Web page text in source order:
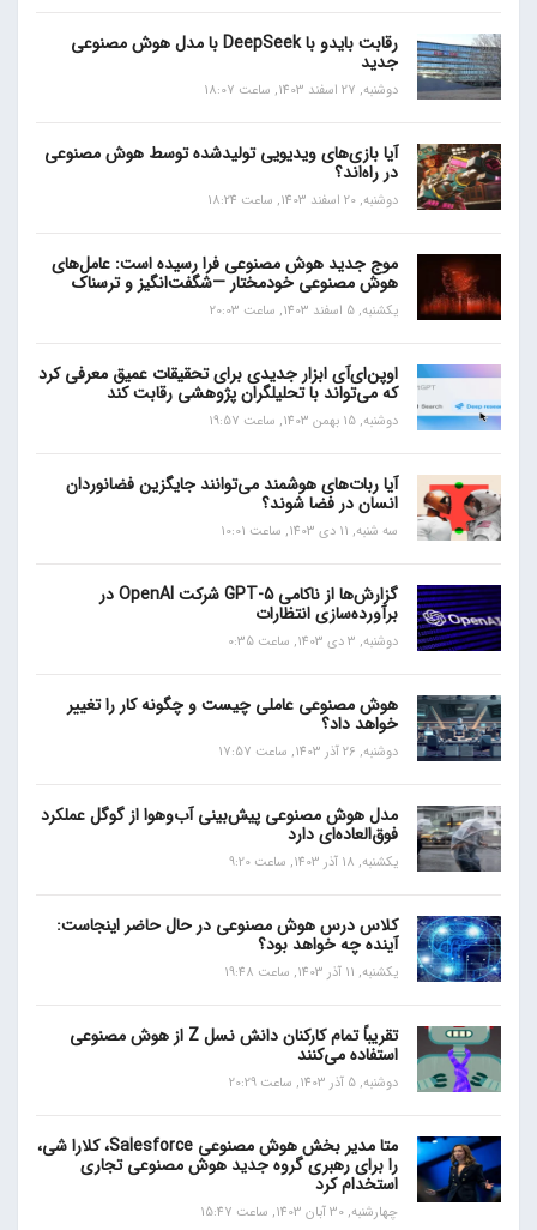
رقابت بایدو با DeepSeek با مدل هوش مصنوعی
جدید
دوشنبه, 27 اسفند 1403, ساعت 18:07
آیا بازی‌های ویدیویی تولیدشده توسط هوش مصنوعی
در راه‌اند؟
دوشنبه, 20 اسفند 1403, ساعت 18:24
موج جدید هوش مصنوعی فرا رسیده است: عامل‌های
هوش مصنوعی خودمختار —شگفت‌انگیز و ترسناک
یکشنبه, 5 اسفند 1403, ساعت 20:03
اوپن‌ای‌آی ابزار جدیدی برای تحقیقات عمیق معرفی کرد
که می‌تواند با تحلیلگران پژوهشی رقابت کند
دوشنبه, 15 بهمن 1403, ساعت 19:57
آیا ربات‌های هوشمند می‌توانند جایگزین فضانوردان
انسان در فضا شوند؟
سه شنبه, 11 دی 1403, ساعت 10:01
گزارش‌ها از ناکامی GPT-5 شرکت OpenAI در
برآورده‌سازی انتظارات
دوشنبه, 3 دی 1403, ساعت 0:35
هوش مصنوعی عاملی چیست و چگونه کار را تغییر
خواهد داد؟
دوشنبه, 26 آذر 1403, ساعت 17:57
مدل هوش مصنوعی پیش‌بینی آب‌و‌هوا از گوگل عملکرد
فوق‌العاده‌ای دارد
یکشنبه, 18 آذر 1403, ساعت 9:20
کلاس درس هوش مصنوعی در حال حاضر اینجاست:
آینده چه خواهد بود؟
یکشنبه, 11 آذر 1403, ساعت 19:48
تقریباً تمام کارکنان دانش نسل Z از هوش مصنوعی
استفاده می‌کنند
دوشنبه, 5 آذر 1403, ساعت 20:29
متا مدیر بخش هوش مصنوعی Salesforce، کلارا شی،
را برای رهبری گروه جدید هوش مصنوعی تجاری
استخدام کرد
چهارشنبه, 30 آبان 1403, ساعت 15:47